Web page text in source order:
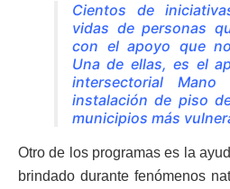
Cientos de
vidas de personas
con el apoyo que
Una de ellas, es el
intersectorial
instalación de piso
municipios más
Otro de los programas es la
brindado durante fenómenos